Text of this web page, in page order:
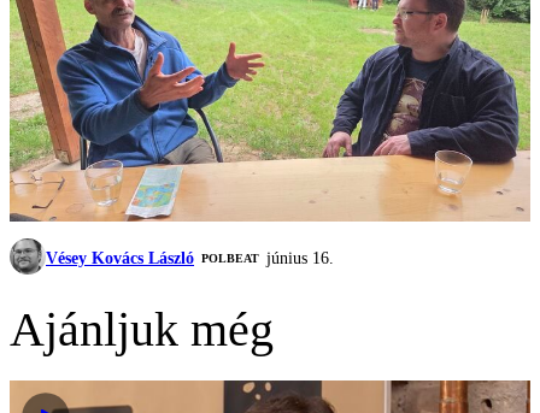
Vésey Kovács László ‎POLBEAT június 16.
Ajánljuk még